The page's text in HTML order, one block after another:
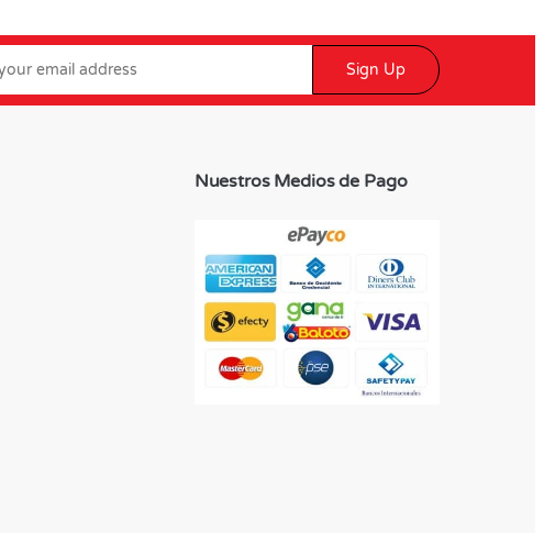
Sign Up
Nuestros Medios de Pago